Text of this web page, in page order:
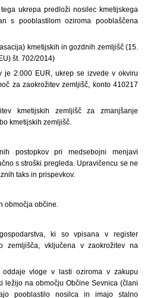
ukrepa predloži nosilec kmetijskega
s pooblastilom oziroma pooblaščena
kmetijskih in gozdnih zemljišč (15.
št. 702/2014)
je 2.000 EUR, ukrep se izvede v okviru
za zaokrožitev zemljišč, konto 410217
kmetijskih zemljišč za zmanjšanje
kmetijskih zemljišč.
postopkov pri medsebojni menjavi
s stroški pregleda. Upravičencu se ne
taks in prispevkov.
območja občine.
ki so vpisana v register
zemljišča, vključena v zaokrožitev na
vloge v lasti oziroma v zakupu
ležijo na območju Občine Sevnica (člani
pooblastilo nosilca in imajo stalno